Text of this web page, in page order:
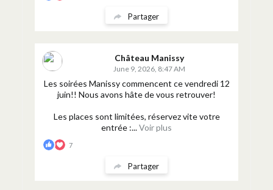
Partager
Château Manissy
June 9, 2026, 8:47 AM
Les soirées Manissy commencent ce vendredi 12
juin!! Nous avons hâte de vous retrouver!
Les places sont limitées, réservez vite votre
entrée :...Voir plus
7
Partager